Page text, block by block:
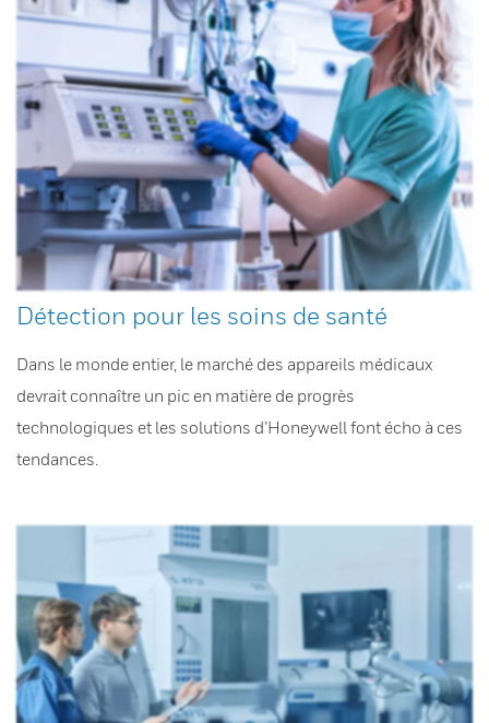
Détection pour les soins de santé
Dans le monde entier, le marché des appareils médicaux
devrait connaître un pic en matière de progrès
technologiques et les solutions d’Honeywell font écho à ces
tendances.